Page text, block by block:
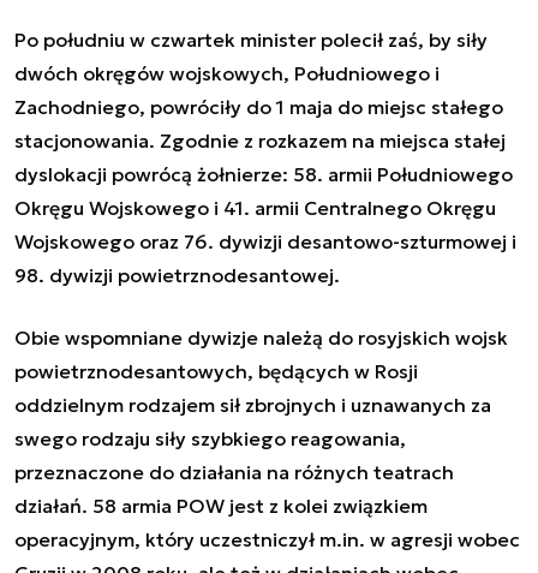
Po południu w czwartek minister polecił zaś, by siły
dwóch okręgów wojskowych, Południowego i
Zachodniego, powróciły do 1 maja do miejsc stałego
stacjonowania. Zgodnie z rozkazem na miejsca stałej
dyslokacji powrócą żołnierze: 58. armii Południowego
Okręgu Wojskowego i 41. armii Centralnego Okręgu
Wojskowego oraz 76. dywizji desantowo-szturmowej i
98. dywizji powietrznodesantowej.
Obie wspomniane dywizje należą do rosyjskich wojsk
powietrznodesantowych, będących w Rosji
oddzielnym rodzajem sił zbrojnych i uznawanych za
swego rodzaju siły szybkiego reagowania,
przeznaczone do działania na różnych teatrach
działań. 58 armia POW jest z kolei związkiem
operacyjnym, który uczestniczył m.in. w agresji wobec